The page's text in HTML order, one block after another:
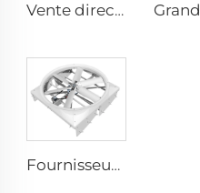
Vente directe d'usine Ventilateur de refroidissement avec pales en nylon pour étables laitières et maisons d'élevage de vaches, ventilateurs industriels de ventilation
Fournisseur d'usine, ventilateurs de circulation de 72 pouces, système d'aération économique pour bâtiment à bétail, extracteurs de toit